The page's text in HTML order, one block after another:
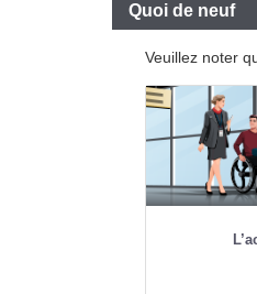
Quoi de neuf
Veuillez noter